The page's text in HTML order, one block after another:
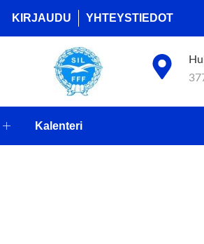
KIRJAUDU YHTEYSTIEDOT
Kalenteri